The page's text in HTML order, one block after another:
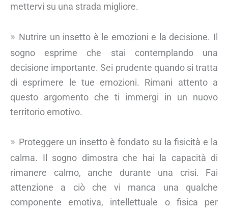
mettervi su una strada migliore.
Nutrire un insetto è le emozioni e la decisione. Il
sogno esprime che stai contemplando una
decisione importante. Sei prudente quando si tratta
di esprimere le tue emozioni. Rimani attento a
questo argomento che ti immergi in un nuovo
territorio emotivo.
Proteggere un insetto è fondato su la fisicità e la
calma. Il sogno dimostra che hai la capacità di
rimanere calmo, anche durante una crisi. Fai
attenzione a ciò che vi manca una qualche
componente emotiva, intellettuale o fisica per